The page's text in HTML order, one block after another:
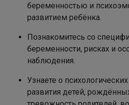
беременностью и
развитием ребёнка.
Познакомитесь со
беременности, рисках и
наблюдения.
Узнаете о
развития детей,